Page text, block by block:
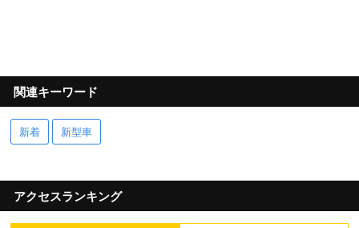
関連キーワード
新着 新型車
アクセスランキング